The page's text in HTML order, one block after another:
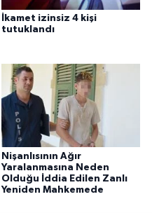
İkamet izinsiz 4 kişi
tutuklandı
Nişanlısının Ağır
Yaralanmasına Neden
Olduğu İddia Edilen Zanlı
Yeniden Mahkemede